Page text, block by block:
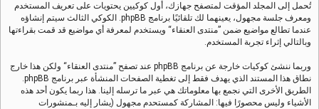
تُحمل إلى المجلد المؤقت لمتصفح جهازك، أول كوكيين يحتويات على تعريف المستخدم
ومعرف جلسة مجهول، يعينهما لك تلقائيًا برنامج phpBB. الكوكي الثالث سيتم إنشاؤه
عندما تطالع مواضيع ضمن ”منتدى العنقاء“ ويستخدم لمعرفة أي مواضيع قد قمت بقراءتها
وبالتالي إثراء تجربة المستخدم.
وربما ننشئ كوكيات خارجة عن برنامج phpBB عند تصفح ”منتدى العنقاء“ ولكن هذا خارج
نطاق هذا المستند الذي يهدف فقط إلى تغطية الصفحات المنشأة عبر برنامج phpBB.
الطريق الأخرى التي نجمع بها معلوماتك هي عبر ما ترسله إلينا. هذا ربما يكون أحد هذه
الأشياء وليس محصورًا فيها: المشاركة كمستحدم مجهول (يشار إليه بـمنشورات